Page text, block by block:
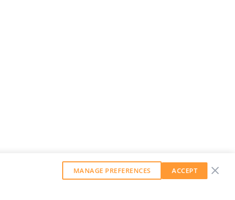
MANAGE PREFERENCES ACCEPT